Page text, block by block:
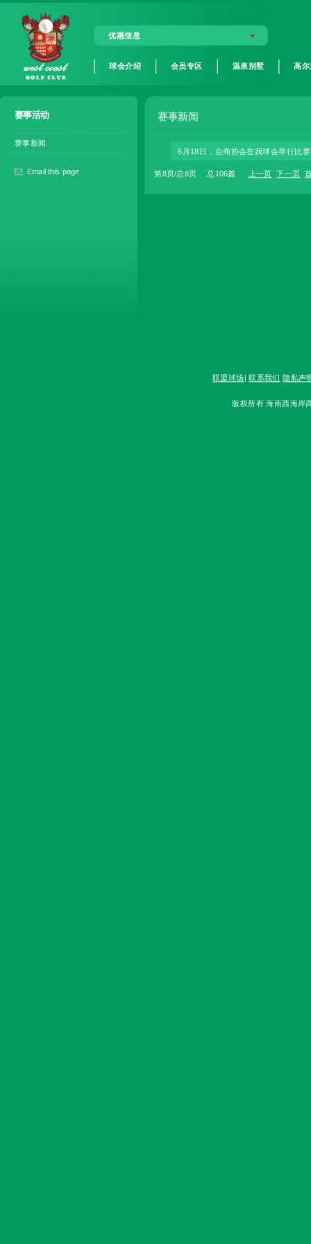
优惠信息
球会介绍 会员专区 温泉别墅 高
赛事活动
赛事新闻
Email this page
赛事新闻
6月18日，台商协会在我球会举行比赛
第8页/总8页 总106篇 上一页 下一页
联盟球场|联系我们 隐私声
版权所有 海南西海岸